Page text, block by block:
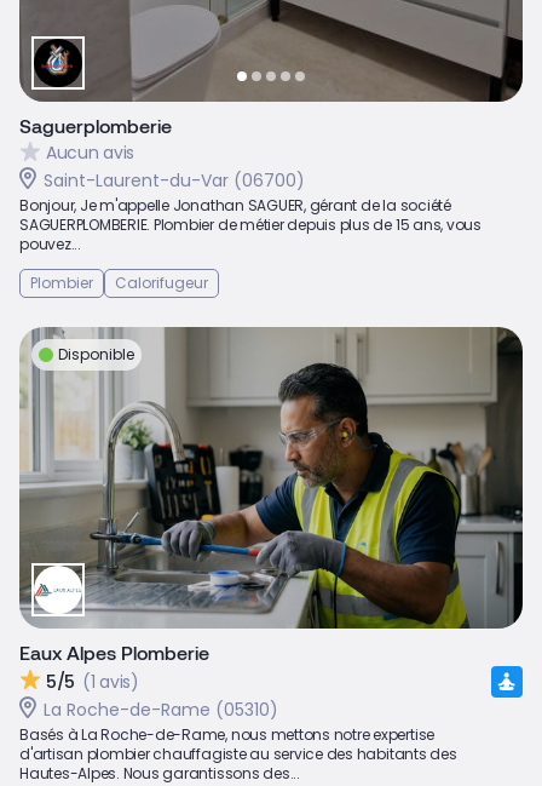
Saguerplomberie
Aucun avis
Saint-Laurent-du-Var (06700)
Bonjour, Je m'appelle Jonathan SAGUER, gérant de la société
SAGUERPLOMBERIE. Plombier de métier depuis plus de 15 ans, vous
pouvez...
Plombier
Calorifugeur
Disponible
Eaux Alpes Plomberie
5/5 (1 avis)
La Roche-de-Rame (05310)
Basés à La Roche-de-Rame, nous mettons notre expertise
d'artisan plombier chauffagiste au service des habitants des
Hautes-Alpes. Nous garantissons des...